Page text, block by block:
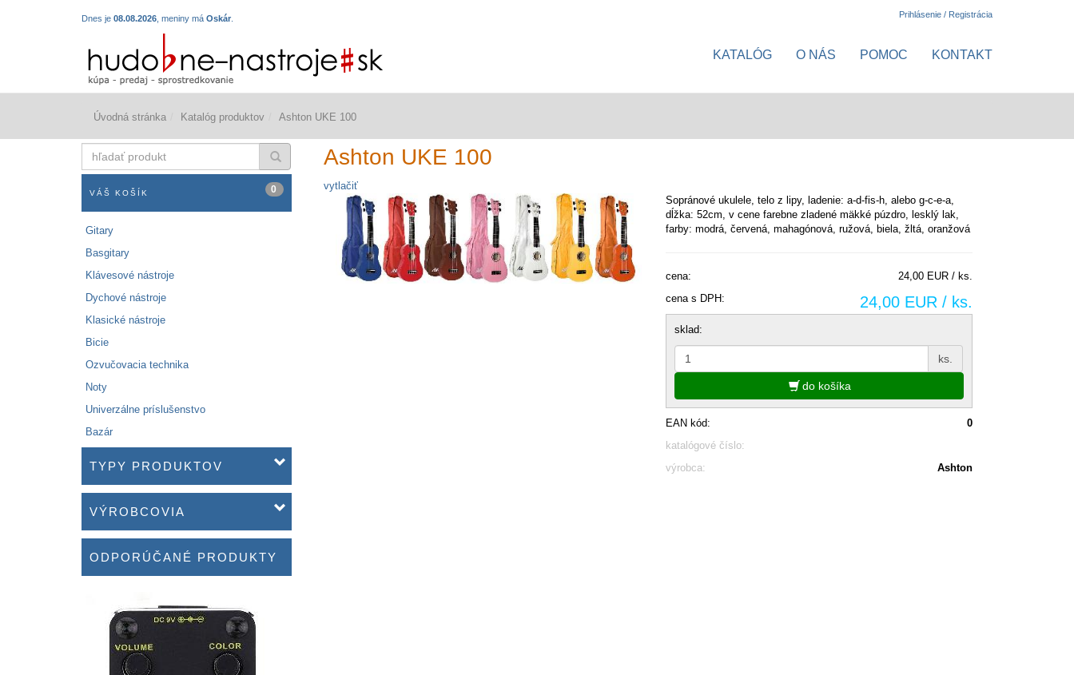
Dnes je 08.08.2026 , meniny má Oskár Prihlásenie / Registrácia
KATALÓG O NÁS POMOC KONTAKT
Úvodná stránka Katalóg produktov Ashton UKE 100
produkt
VÁŠ KOŠÍK 0
Gitary
Basgitary
Klávesové nástroje
Dychové nástroje
Klasické nástroje
Bicie
Ozvučovacia technika
Noty
Univerzálne príslušenstvo
Bazár
TYPY PRODUKTOV
VÝROBCOVIA
ODPORÚČANÉ PRODUKTY
Ashton UKE 100
vytlačiť
Sopránové ukulele, telo z lipy, ladenie: a-d-fis-h, alebo g-c-e-a,
dĺžka: 52cm, v cene farebne zladené mäkké púzdro, lesklý lak,
farby: modrá, červená, mahagónová, ružová, biela, žltá, oranžová
cena:
24,00 EUR / ks.
cena s DPH:
24,00 EUR / ks.
sklad:
ks.
do košíka
EAN kód:
0
katalógové číslo:
výrobca:
Ashton